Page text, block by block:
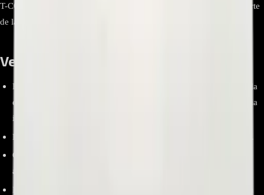
T-CON es compatible. Siempre se debe confirmar por número de parte
de la tarjeta/panel del equipo.
Ventajas y beneficios
Restablece la imagen cuando hay fallas típicas de T-CON (pantalla
en negro con retroiluminación encendida, franjas verticales, media
imagen, colores lavados).
Pieza OEM 100% original LG para ajuste y desempeño correctos.
Compatibilidad probada en múltiples modelos de 43" y paneles
asociados (ver detalle más abajo).
Instalación directa con conectores LVDS/FFC estándar entre main